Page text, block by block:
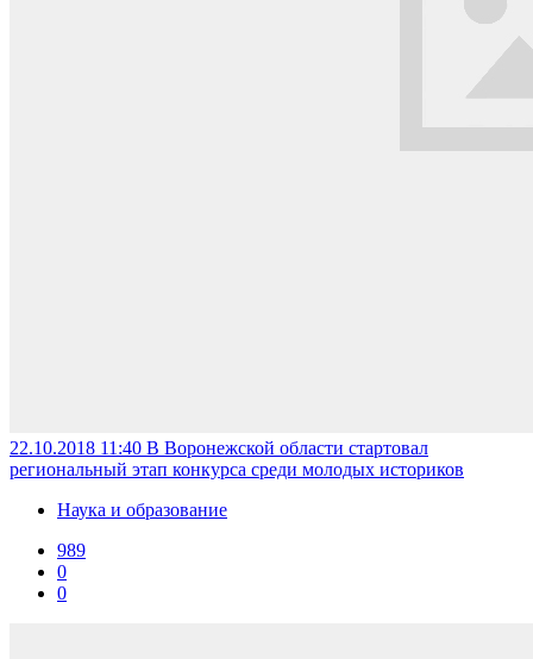
22.10.2018 11:40 В Воронежской области стартовал
региональный этап конкурса среди молодых историков
Наука и образование
989
0
0